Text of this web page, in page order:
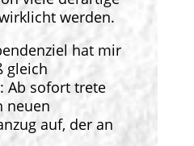
werden.
hat mir
gleich
Ab sofort trete
neuen
auf, der an